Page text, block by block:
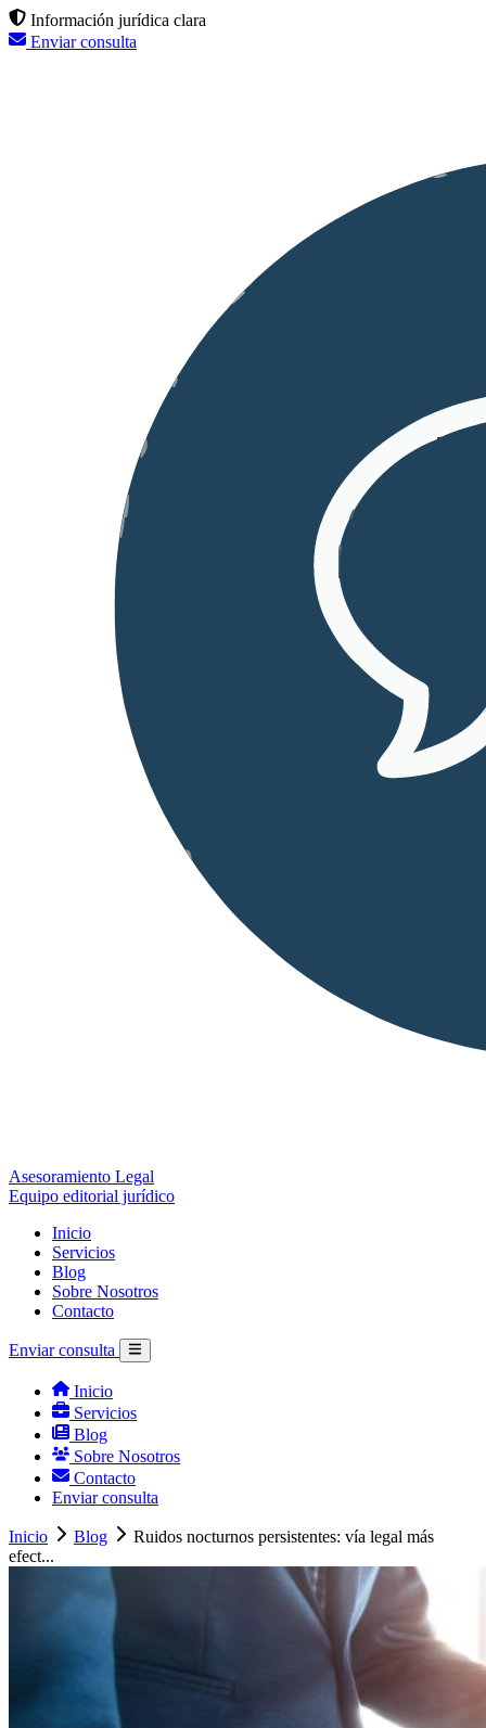
Información jurídica clara
Enviar consulta
Asesoramiento Legal
Equipo editorial jurídico
Inicio
Servicios
Blog
Sobre Nosotros
Contacto
Enviar consulta
Inicio
Servicios
Blog
Sobre Nosotros
Contacto
Enviar consulta
Inicio Blog
Ruidos nocturnos persistentes: vía legal más
efect...